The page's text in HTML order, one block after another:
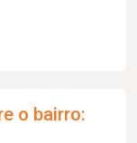
o bairro: